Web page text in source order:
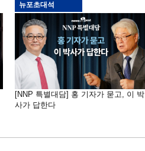
뉴포초대석
[NNP 특별대담] 홍 기자가 묻고, 이 박
사가 답한다